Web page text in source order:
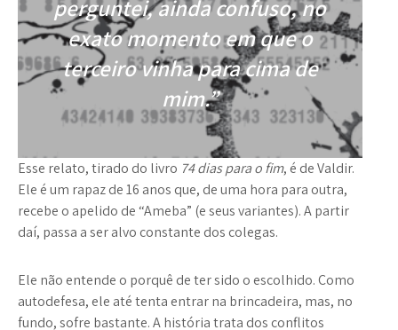
perguntei, ainda confuso, no
exato momento em que o
terceiro vinha para cima de
mim.”
Esse relato, tirado do livro 74 dias para o fim, é de Valdir.
Ele é um rapaz de 16 anos que, de uma hora para outra,
recebe o apelido de “Ameba” (e seus variantes). A partir
daí, passa a ser alvo constante dos colegas.
Ele não entende o porquê de ter sido o escolhido. Como
autodefesa, ele até tenta entrar na brincadeira, mas, no
fundo, sofre bastante. A história trata dos conflitos